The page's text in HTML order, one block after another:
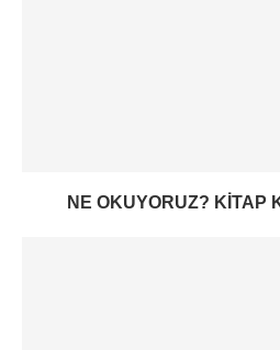
NE OKUYORUZ? KITAP